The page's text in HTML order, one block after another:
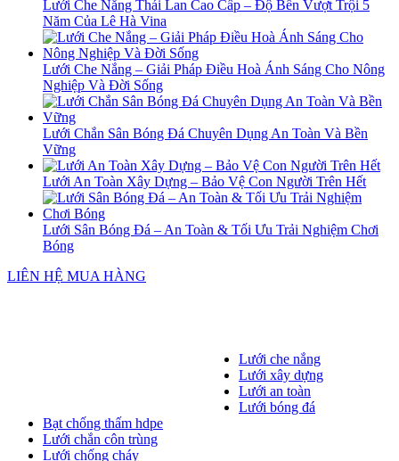
Lưới Che Nắng Thái Lan Cao Cấp – Độ Bền Vượt Trội 5
Năm Của Lê Hà Vina
Lưới Che Nắng – Giải Pháp Điều Hoà Ánh Sáng Cho Nông
Nghiệp Và Đời Sống
Lưới Chắn Sân Bóng Đá Chuyên Dụng An Toàn Và Bền
Vững
Lưới An Toàn Xây Dựng – Bảo Vệ Con Người Trên Hết
Lưới Sân Bóng Đá – An Toàn & Tối Ưu Trải Nghiệm Chơi
Bóng
LIÊN HỆ MUA HÀNG
Lưới che nắng
Lưới xây dựng
Lưới an toàn
Lưới bóng đá
Bạt chống thấm hdpe
Lưới chắn côn trùng
Lưới chống cháy